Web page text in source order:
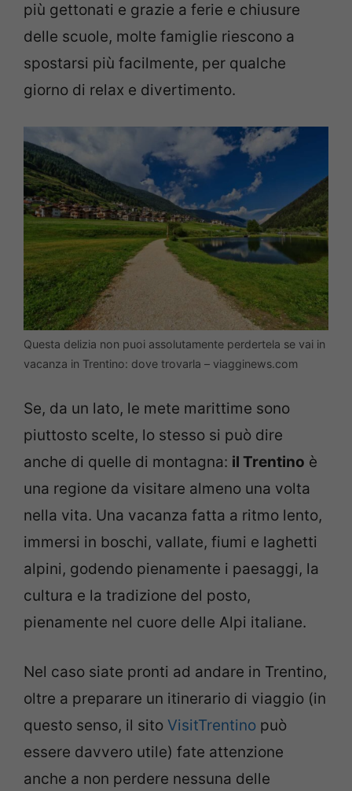
più gettonati e grazie a ferie e chiusure
delle scuole, molte famiglie riescono a
spostarsi più facilmente, per qualche
giorno di relax e divertimento.
Questa delizia non puoi assolutamente perdertela se vai in
vacanza in Trentino: dove trovarla – viagginews.com
Se, da un lato, le mete marittime sono
piuttosto scelte, lo stesso si può dire
anche di quelle di montagna: il Trentino è
una regione da visitare almeno una volta
nella vita. Una vacanza fatta a ritmo lento,
immersi in boschi, vallate, fiumi e laghetti
alpini, godendo pienamente i paesaggi, la
cultura e la tradizione del posto,
pienamente nel cuore delle Alpi italiane.
Nel caso siate pronti ad andare in Trentino,
oltre a preparare un itinerario di viaggio (in
questo senso, il sito VisitTrentino può
essere davvero utile) fate attenzione
anche a non perdere nessuna delle